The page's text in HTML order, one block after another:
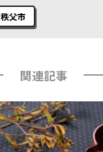
秩父市
関連記事